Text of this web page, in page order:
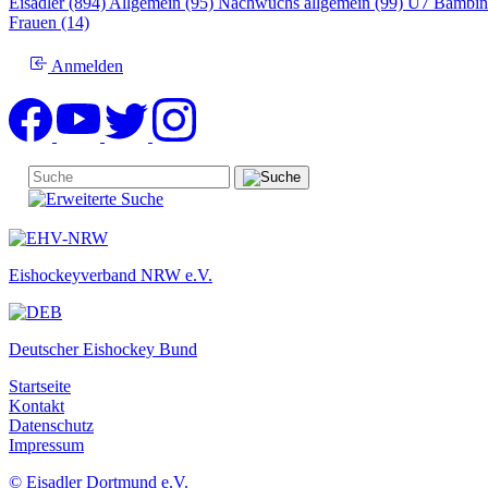
Frauen (14)
Anmelden
Eishockeyverband NRW e.V.
Deutscher Eishockey Bund
Startseite
Kontakt
Datenschutz
Impressum
© Eisadler Dortmund e.V.